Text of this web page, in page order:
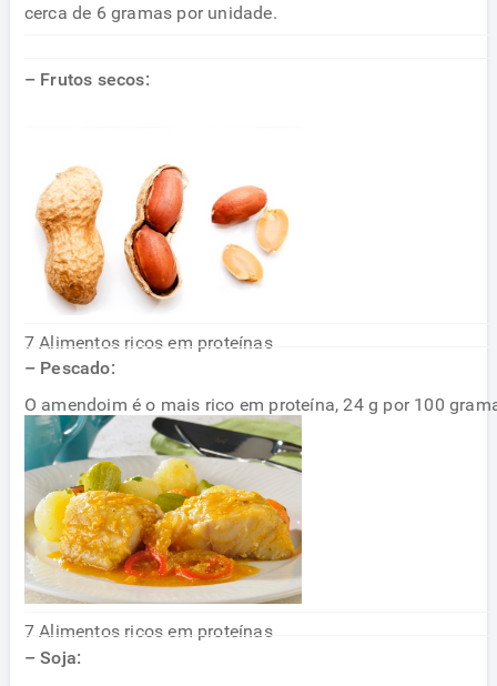
cerca de 6 gramas por unidade.
– Frutos secos:
7 Alimentos ricos em proteínas
O amendoim é o mais rico em proteína, 24 g por 100
o pistache, com 19 gramas.
– Pescado:
7 Alimentos ricos em proteínas
– Soja: